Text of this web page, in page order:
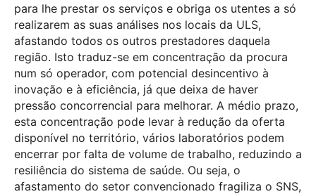
para lhe prestar os serviços e obriga os utentes a só
realizarem as suas análises nos locais da ULS,
afastando todos os outros prestadores daquela
região. Isto traduz-se em concentração da procura
num só operador, com potencial desincentivo à
inovação e à eficiência, já que deixa de haver
pressão concorrencial para melhorar. A médio prazo,
esta concentração pode levar à redução da oferta
disponível no território, vários laboratórios podem
encerrar por falta de volume de trabalho, reduzindo a
resiliência do sistema de saúde. Ou seja, o
afastamento do setor convencionado fragiliza o SNS,